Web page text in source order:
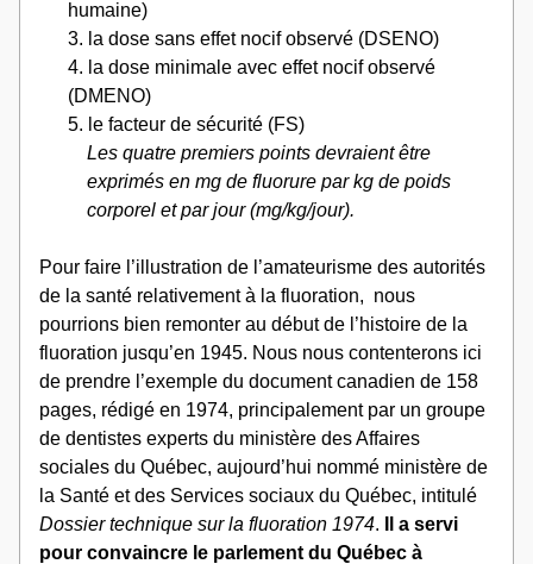
humaine)
la dose sans effet nocif observé (DSENO)
la dose minimale avec effet nocif observé
(DMENO)
le facteur de sécurité (FS)
Les quatre premiers points devraient être
exprimés en mg de fluorure par kg de poids
corporel et par jour (mg/kg/jour).
Pour faire l’illustration de l’amateurisme des autorités
de la santé relativement à la fluoration,  nous
pourrions bien remonter au début de l’histoire de la
fluoration jusqu’en 1945. Nous nous contenterons ici
de prendre l’exemple du document canadien de 158
pages, rédigé en 1974, principalement par un groupe
de dentistes experts du ministère des Affaires
sociales du Québec, aujourd’hui nommé ministère de
Dossier technique sur la fluoration 1974.
Il a servi
pour convaincre le parlement du Québec à